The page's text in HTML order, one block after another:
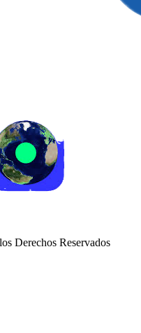
Derechos Reservados